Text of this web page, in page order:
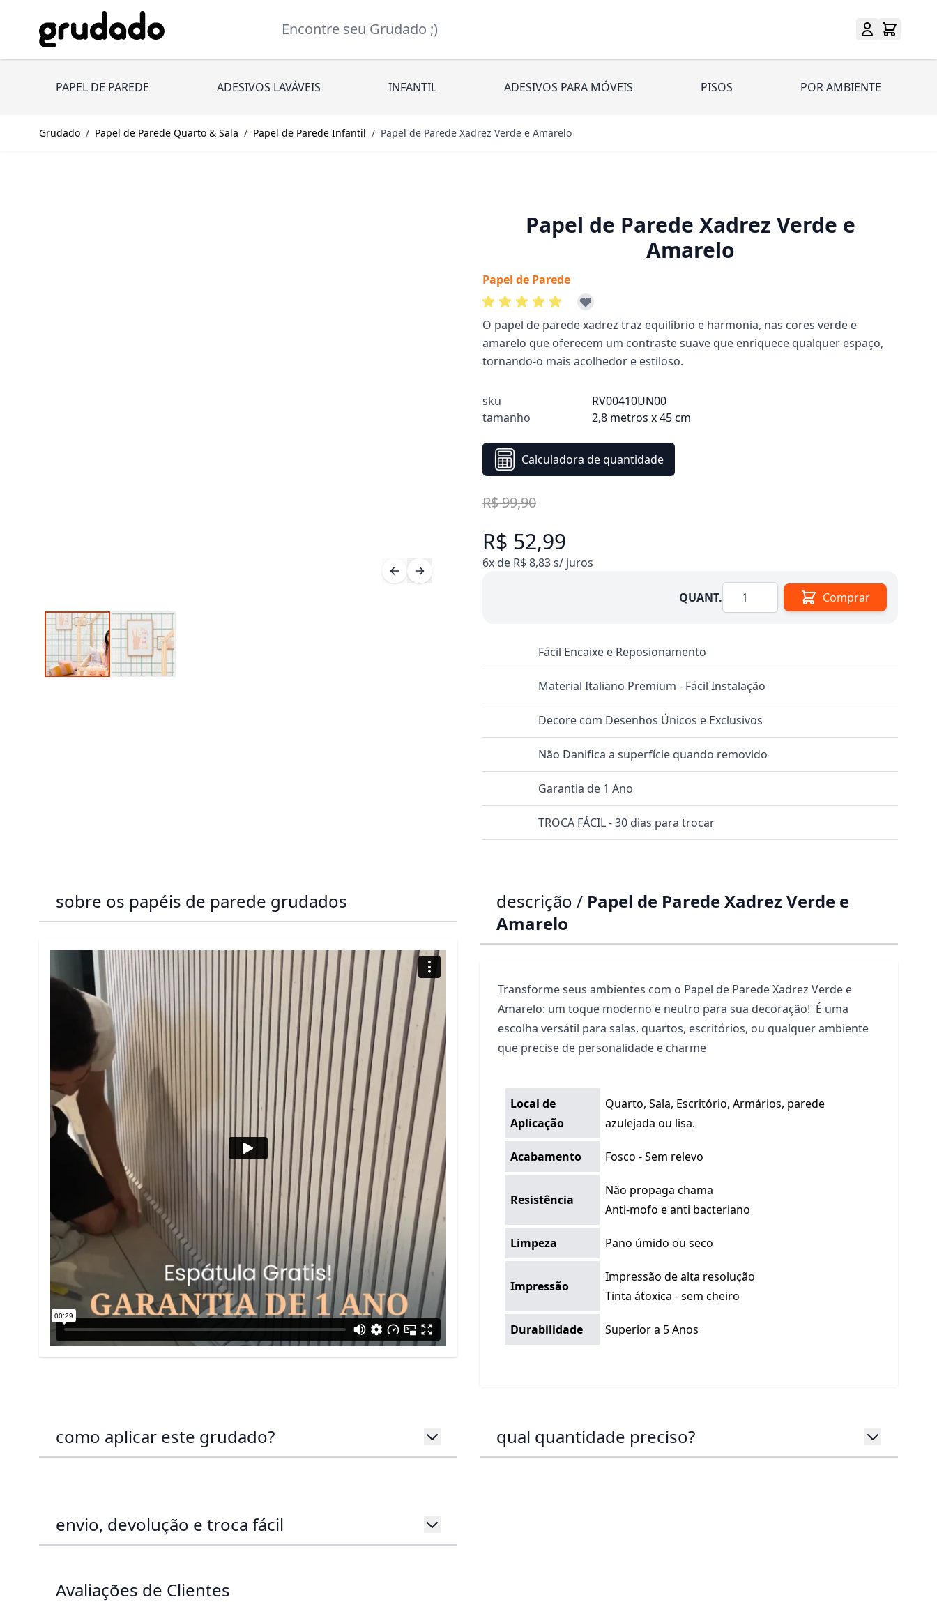
Pular para o conteúdo
Encontre seu Grudado ;)
PAPEL DE PAREDE ADESIVOS LAVÁVEIS INFANTIL ADESIVOS PARA MÓVEIS PISOS POR AMBIENTE
Grudado / Papel de Parede Quarto & Sala / Papel de Parede Infantil / Papel de Parede Xadrez Verde e Amarelo
Papel de Parede Xadrez Verde e
Amarelo
Papel de Parede
O papel de parede xadrez traz equilíbrio e harmonia, nas cores verde e
amarelo que oferecem um contraste suave que enriquece qualquer espaço,
tornando-o mais acolhedor e estiloso.
sku
RV00410UN00
tamanho
2,8 metros x 45 cm
Calculadora de quantidade
R$ 99,90
R$ 52,99
6x de R$ 8,83 s/ juros
QUANT.Quantidade Comprar
Fácil Encaixe e Reposionamento
Material Italiano Premium - Fácil Instalação
Decore com Desenhos Únicos e Exclusivos
Não Danifica a superfície quando removido
Garantia de 1 Ano
TROCA FÁCIL - 30 dias para trocar
sobre os papéis de parede grudados descrição / Papel de Parede Xadrez Verde e
Amarelo
Transforme seus ambientes com o Papel de Parede Xadrez Verde e
Amarelo: um toque moderno e neutro para sua decoração! É uma
escolha versátil para salas, quartos, escritórios, ou qualquer ambiente
que precise de personalidade e charme
Local de
Aplicação
Quarto, Sala, Escritório, Armários, parede
azulejada ou lisa.
Acabamento Fosco - Sem relevo
Resistência
Não propaga chama
Anti-mofo e anti bacteriano
Limpeza Pano úmido ou seco
Impressão
Impressão de alta resolução
Tinta átoxica - sem cheiro
Durabilidade Superior a 5 Anos
como aplicar este grudado? qual quantidade preciso?
envio, devolução e troca fácil
Avaliações de Clientes